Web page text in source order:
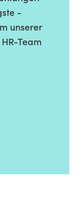
-
unserer
Team